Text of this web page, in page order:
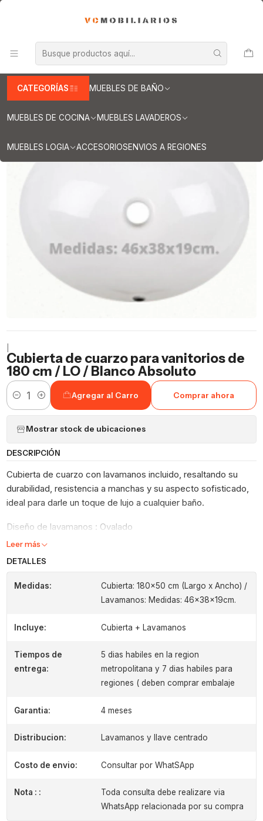
CATEGORÍAS MUEBLES DE BAÑO
MUEBLES DE COCINA MUEBLES LAVADEROS
MUEBLES LOGIA ACCESORIOSENVIOS A REGIONES
Cubiertas para vanitorios de 180 cm
Cubierta de cuarzo para vanitorios de 180 cm / LO / Blanco
Absoluto
Cubierta de cuarzo para vanitorios de
180 cm / LO / Blanco Absoluto
Cantidad
Agregar al Carro Comprar ahora
Mostrar stock de ubicaciones
DESCRIPCIÓN
Cubierta de cuarzo con lavamanos incluido, resaltando su
durabilidad, resistencia a manchas y su aspecto sofisticado,
ideal para darle un toque de lujo a cualquier baño.
Diseño de lavamanos : Ovalado
Leer más
DETALLES
Medidas:
Cubierta: 180x50 cm (Largo x Ancho) /
Lavamanos: Medidas: 46x38x19cm.
Incluye: Cubierta + Lavamanos
Tiempos de
entrega:
5 dias habiles en la region
metropolitana y 7 dias habiles para
regiones ( deben comprar embalaje
Garantia: 4 meses
Distribucion: Lavamanos y llave centrado
Costo de envio: Consultar por WhatSApp
Nota : :
Toda consulta debe realizare via
WhatsApp relacionada por su compra